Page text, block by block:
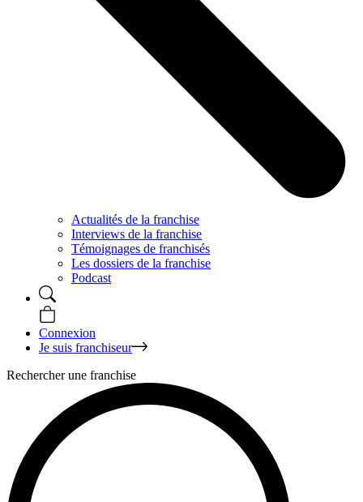
Actualités de la franchise
Interviews de la franchise
Témoignages de franchisés
Les dossiers de la franchise
Podcast
Connexion
Je suis franchiseur
Rechercher une franchise